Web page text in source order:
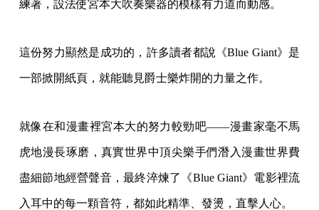
練著，設法使宮本大吹奏樂器的模樣有力道而動感。
這份努力顯然是成功的，許多讀者都說《Blue Giant》是
一部掀開紙頁，就能聽見爵士樂炸開的力量之作。
就像在和漫畫裡宮本大的努力較勁吧——漫畫家毫不馬
虎地漫長琢磨，真實世界中頂尖樂手們潛入漫畫世界費
盡細節地經營聲音，最終淬煉了《Blue Giant》電影裡流
入耳中的每一顆音符，都如此精準、發燙，直擊人心。